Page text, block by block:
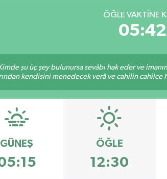
ÖĞLE VAKTINE
şu üç şey bulunursa sevâbı hak eder ve
kendisini menedecek verâ ve cahilin
GÜNEŞ ÖĞLE
12:30